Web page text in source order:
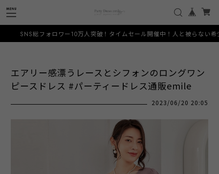
万人突破！タイムセール開催中！人と被らない希少なデザインをお手頃
エアリー感漂うレースとシフォンのロングワン
ピースドレス #パーティードレス通販emile
2023/06/20 20:05